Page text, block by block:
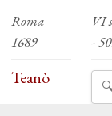
Roma
1689
Teanò
VI
-